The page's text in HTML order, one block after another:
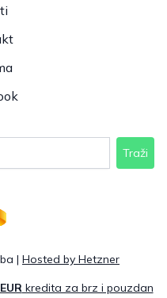
Traži
| Hosted by Hetzner
kredita za brz i pouzdan